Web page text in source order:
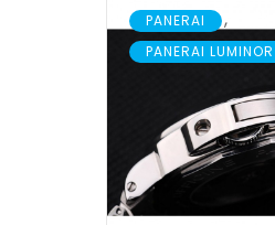
PANERAI ,
PANERAI LUMINOR